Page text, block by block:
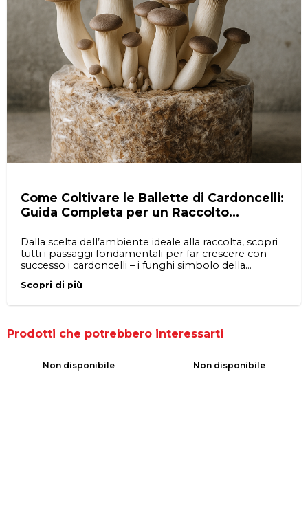
Come Coltivare le Ballette di Cardoncelli:
Guida Completa per un Raccolto
Dalla scelta dell’ambiente ideale alla raccolta, scopri
tutti i passaggi fondamentali per far crescere con
successo i cardoncelli – i funghi simbolo della
cucina, veranda o cantina, con consigli pratici e
Scopri di più
Prodotti che potrebbero interessarti
Non disponibile Non disponibile